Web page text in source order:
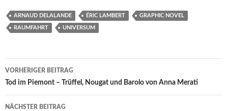
ARNAUD DELALANDE ÉRIC LAMBERT GRAPHIC NOVEL
RAUMFAHRT UNIVERSUM
Beitragsnavigation
VORHERIGER BEITRAG
Tod im Piemont – Trüffel, Nougat und Barolo von Anna Merati
NÄCHSTER BEITRAG